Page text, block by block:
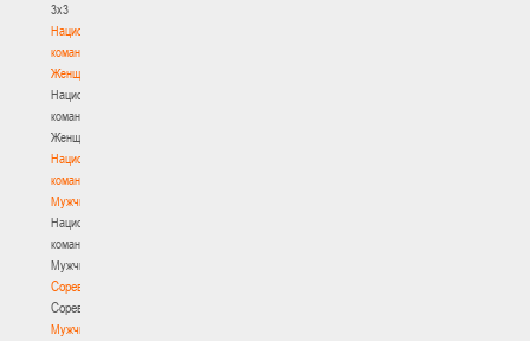
3х3
Национальная
команда.
Женщины
Национальная
команда.
Женщины
Национальная
команда.
Мужчины
Национальная
команда.
Мужчины
Соревнования
Соревнования
Мужчины